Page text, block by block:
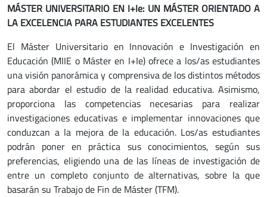
MÁSTER UNIVERSITARIO EN I+Ie: UN MÁSTER ORIENTADO A
LA EXCELENCIA PARA ESTUDIANTES EXCELENTES
El Máster Universitario en Innovación e Investigación en
Educación (MIIE o Máster en I+Ie) ofrece a los/as estudiantes
una visión panorámica y comprensiva de los distintos métodos
para abordar el estudio de la realidad educativa. Asimismo,
proporciona las competencias necesarias para realizar
investigaciones educativas e implementar innovaciones que
conduzcan a la mejora de la educación. Los/as estudiantes
podrán poner en práctica sus conocimientos, según sus
preferencias, eligiendo una de las líneas de investigación de
entre un completo conjunto de alternativas, sobre la que
basarán su Trabajo de Fin de Máster (TFM).